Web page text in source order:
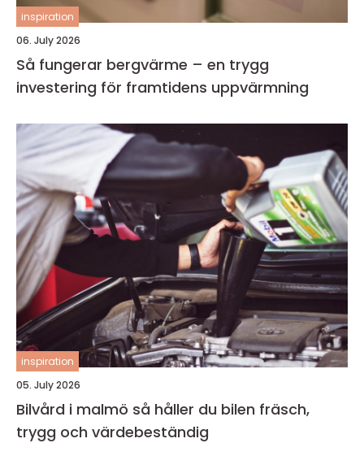
inspiration
06. July 2026
Så fungerar bergvärme – en trygg
investering för framtidens uppvärmning
inspiration
05. July 2026
Bilvård i malmö så håller du bilen fräsch,
trygg och värdebeständig